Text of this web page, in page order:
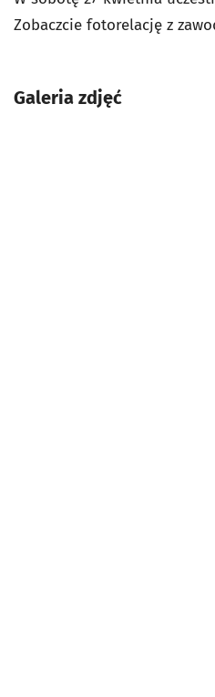
Zobaczcie fotorelację z
Galeria zdjęć